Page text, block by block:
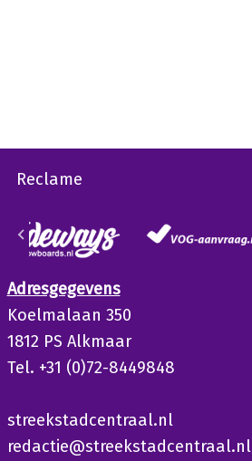
Reclame
Adresgegevens
Koelmalaan 350
1812 PS Alkmaar
Tel. +31 (0)72-8449848
streekstadcentraal.nl
redactie@streekstadcentraal.nl